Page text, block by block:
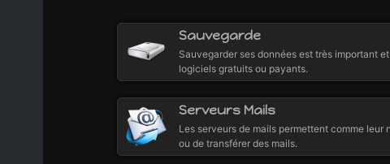
Sauvegarde
Sauvegarder ses données est très important
logiciels gratuits ou payants.
Serveurs Mails
Les serveurs de mails permettent comme
ou de transférer des mails.